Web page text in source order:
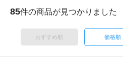
85件の商品が見つかりました
おすすめ順 価格順